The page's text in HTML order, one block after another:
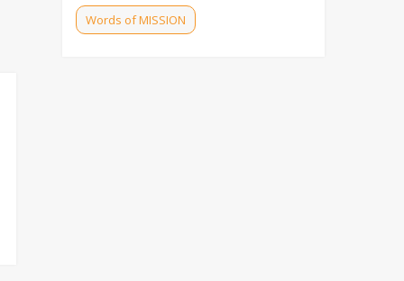
Words of MISSION